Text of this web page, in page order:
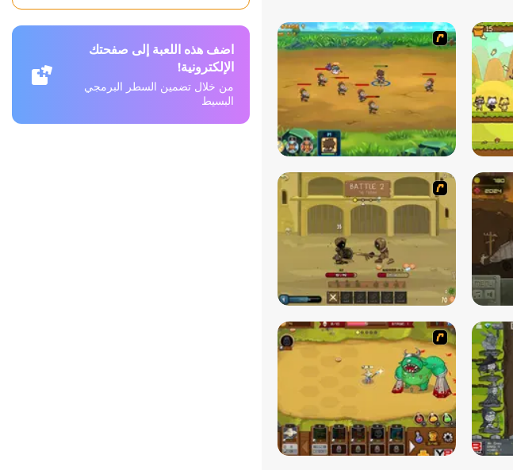
اضف هذه اللعبة إلى صفحتك
الإلكترونية!
من خلال تضمين السطر البرمجي
البسيط